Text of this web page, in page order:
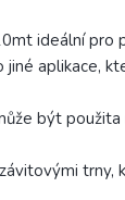
ideální pro
aplikace,
být
trny,